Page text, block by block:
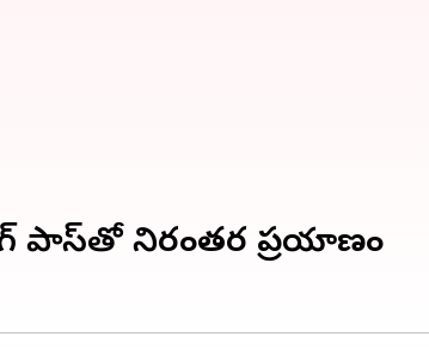
పాస్‌తో నిరంతర ప్రయాణం